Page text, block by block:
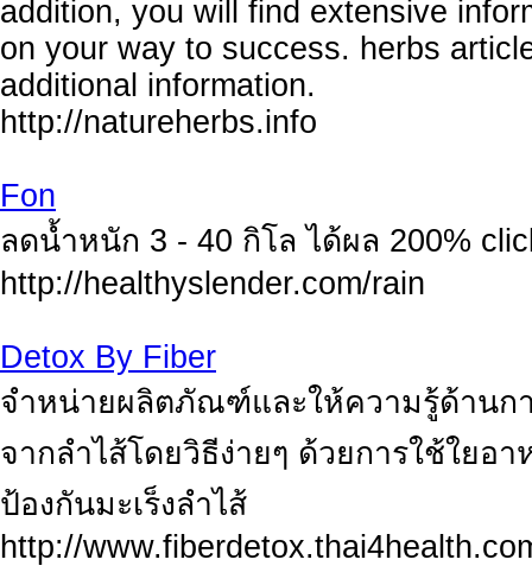
addition, you will find extensive
on your way to success. herbs
additional information.
http://natureherbs.info
Fon
ลดน้ำหนัก 3 - 40 กิโล ได้ผล 200%
http://healthyslender.com/rain
Detox By Fiber
จำหน่ายผลิตภัณฑ์และให้ความรู้ด้านก
จากลำไส้โดยวิธีง่ายๆ ด้วยการใช้ใยอ
ป้องกันมะเร็งลำไส้
http://